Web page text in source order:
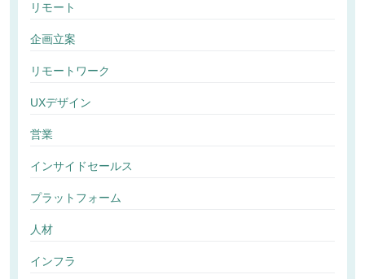
リモート
企画立案
リモートワーク
UXデザイン
営業
インサイドセールス
プラットフォーム
人材
インフラ